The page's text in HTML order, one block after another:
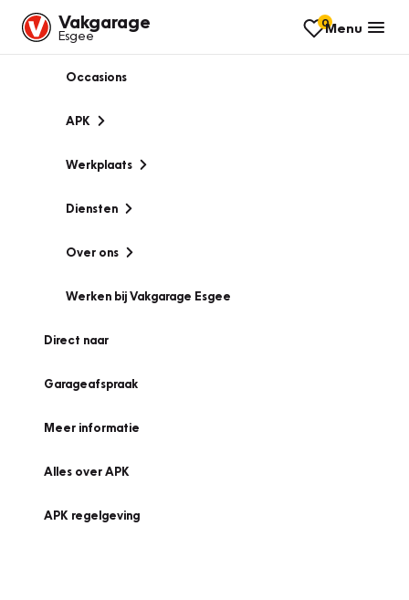
Vakgarage
Esgee
0Menu
Occasions
APK
Werkplaats
Diensten
Over ons
Werken bij Vakgarage Esgee
Direct naar
Garageafspraak
Meer informatie
Alles over APK
APK regelgeving